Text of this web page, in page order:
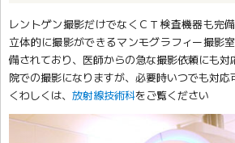
レントゲン撮影だけでなくＣＴ検査機器も完
立体的に撮影ができるマンモグラフィー撮影
備されており、医師からの急な撮影依頼にも
院での撮影になりますが、必要時いつでも対応
くわしくは、 放射線技術科をご覧ください